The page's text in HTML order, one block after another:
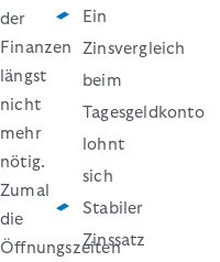
der
Finanzen
längst
nicht
mehr
nötig.
Zumal
die
Öffnungszeiten
Ein
Zinsvergleich
beim
Tagesgeldkonto
lohnt
sich
Stabiler
Zinssatz